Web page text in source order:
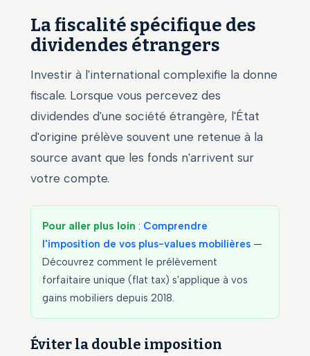
La fiscalité spécifique des
dividendes étrangers
Investir à l'international complexifie la donne
fiscale. Lorsque vous percevez des
dividendes d'une société étrangère, l'État
d'origine prélève souvent une retenue à la
source avant que les fonds n'arrivent sur
votre compte.
Pour aller plus loin : Comprendre
l'imposition de vos plus-values mobilières —
Découvrez comment le prélèvement
forfaitaire unique (flat tax) s'applique à vos
gains mobiliers depuis 2018.
Éviter la double imposition